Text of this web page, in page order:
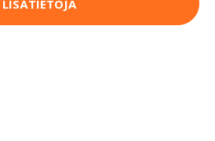
LISÄTIETOJA